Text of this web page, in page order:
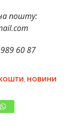
пошту:
60 87
НОВИНИ